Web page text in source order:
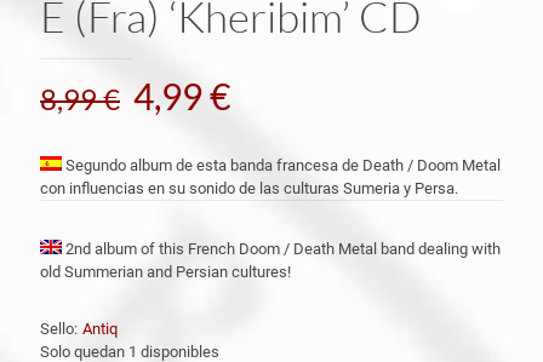
Ë (Fra) ‘Kheribim’ CD
8,99€ El
original
era:
8,99 €.
4,99€El
actual
es:
4,99 €.
Segundo album de esta banda francesa de Death / Doom Metal
con influencias en su sonido de las culturas Sumeria y Persa.
2nd album of this French Doom / Death Metal band dealing with
old Summerian and Persian cultures!
Sello: Antiq
Solo quedan 1 disponibles